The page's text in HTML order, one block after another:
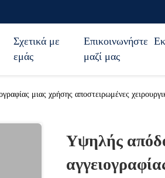
Σχετικά με
εμάς
Επικοινωνήστε
μαζί μας
μιας χρήσης αποστειρωμένες
Υψηλής